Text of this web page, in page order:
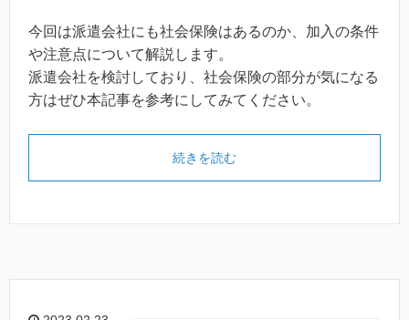
今回は派遣会社にも社会保険はあるのか、加入の条件
や注意点について解説します。
派遣会社を検討しており、社会保険の部分が気になる
方はぜひ本記事を参考にしてみてください。
続きを読む